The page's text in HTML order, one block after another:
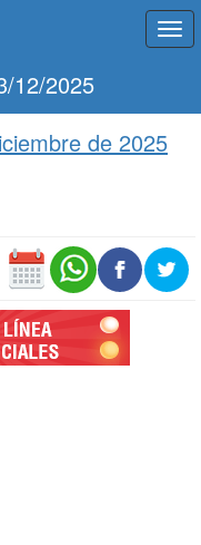
12/2025
de 2025